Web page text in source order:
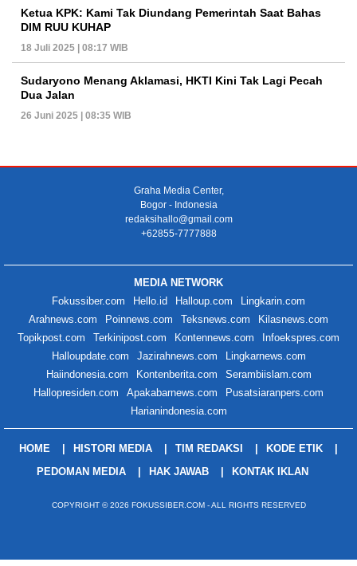
Ketua KPK: Kami Tak Diundang Pemerintah Saat Bahas
DIM RUU KUHAP
18 Juli 2025 | 08:17 WIB
Sudaryono Menang Aklamasi, HKTI Kini Tak Lagi Pecah
Dua Jalan
26 Juni 2025 | 08:35 WIB
Graha Media Center,
Bogor - Indonesia
redaksihallo@gmail.com
+62855-7777888
MEDIA NETWORK
Fokussiber.com
Hello.id Halloup.com
Lingkarin.com
Arahnews.com
Poinnews.com Teksnews.com
Kilasnews.com
Topikpost.com
Terkinipost.com Kontennews.com
Infoekspres.com
Halloupdate.com
Jazirahnews.com
Lingkarnews.com
Haiindonesia.com
Kontenberita.com
Serambiislam.com
Hallopresiden.com
Apakabarnews.com
Pusatsiaranpers.com
Harianindonesia.com
HOME HISTORI MEDIA TIM REDAKSI
KODE ETIK
PEDOMAN MEDIA
HAK JAWAB KONTAK IKLAN
COPYRIGHT © 2026 FOKUSSIBER.COM - ALL RIGHTS RESERVED